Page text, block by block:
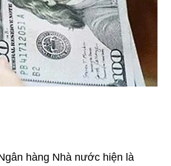
hàng Nhà nước hiện là